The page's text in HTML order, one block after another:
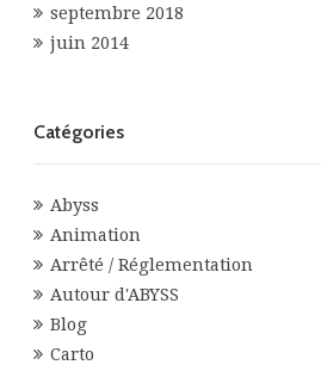
septembre 2018
juin 2014
Catégories
Abyss
Animation
Arrêté / Réglementation
Autour d'ABYSS
Blog
Carto